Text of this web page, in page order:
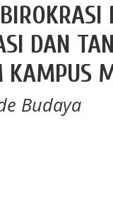
DAN
KAMPUS
Budaya